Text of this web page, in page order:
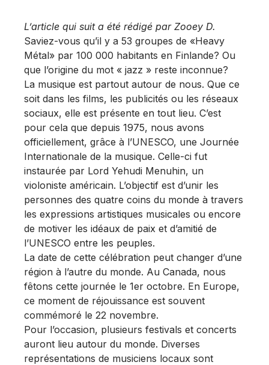
L’article qui suit a été rédigé par Zooey D.
Saviez-vous qu’il y a 53 groupes de «Heavy
Métal» par 100 000 habitants en Finlande? Ou
que l’origine du mot « jazz » reste inconnue?
La musique est partout autour de nous. Que ce
soit dans les films, les publicités ou les réseaux
sociaux, elle est présente en tout lieu. C’est
pour cela que depuis 1975, nous avons
officiellement, grâce à l’UNESCO, une Journée
Internationale de la musique. Celle-ci fut
instaurée par Lord Yehudi Menuhin, un
violoniste américain. L’objectif est d’unir les
personnes des quatre coins du monde à travers
les expressions artistiques musicales ou encore
de motiver les idéaux de paix et d’amitié de
l’UNESCO entre les peuples.
La date de cette célébration peut changer d’une
région à l’autre du monde. Au Canada, nous
fêtons cette journée le 1er octobre. En Europe,
ce moment de réjouissance est souvent
commémoré le 22 novembre.
Pour l’occasion, plusieurs festivals et concerts
auront lieu autour du monde. Diverses
représentations de musiciens locaux sont